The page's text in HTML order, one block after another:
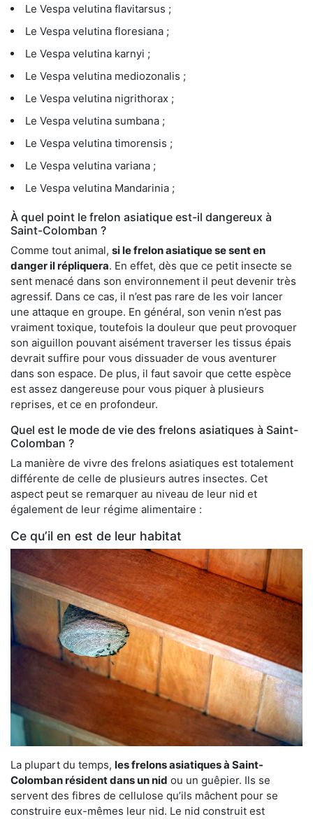
Le Vespa velutina flavitarsus ;
Le Vespa velutina floresiana ;
Le Vespa velutina karnyi ;
Le Vespa velutina mediozonalis ;
Le Vespa velutina nigrithorax ;
Le Vespa velutina sumbana ;
Le Vespa velutina timorensis ;
Le Vespa velutina variana ;
Le Vespa velutina Mandarinia ;
À quel point le frelon asiatique est-il dangereux à
Saint-Colomban ?
Comme tout animal, si le frelon asiatique se sent en
danger il répliquera. En effet, dès que ce petit insecte se
sent menacé dans son environnement il peut devenir très
agressif. Dans ce cas, il n’est pas rare de les voir lancer
une attaque en groupe. En général, son venin n’est pas
vraiment toxique, toutefois la douleur que peut provoquer
son aiguillon pouvant aisément traverser les tissus épais
devrait suffire pour vous dissuader de vous aventurer
dans son espace. De plus, il faut savoir que cette espèce
est assez dangereuse pour vous piquer à plusieurs
reprises, et ce en profondeur.
Quel est le mode de vie des frelons asiatiques à Saint-
Colomban ?
La manière de vivre des frelons asiatiques est totalement
différente de celle de plusieurs autres insectes. Cet
aspect peut se remarquer au niveau de leur nid et
également de leur régime alimentaire :
Ce qu’il en est de leur habitat
La plupart du temps, les frelons asiatiques à Saint-
Colomban résident dans un nid ou un guêpier. Ils se
servent des fibres de cellulose qu’ils mâchent pour se
construire eux-mêmes leur nid. Le nid construit est